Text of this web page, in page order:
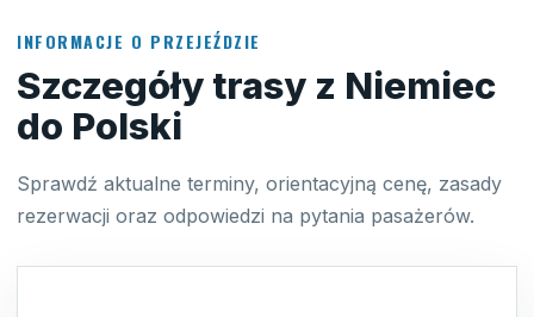
INFORMACJE O PRZEJEŹDZIE
Szczegóły trasy z Niemiec
do Polski
Sprawdź aktualne terminy, orientacyjną cenę, zasady
rezerwacji oraz odpowiedzi na pytania pasażerów.